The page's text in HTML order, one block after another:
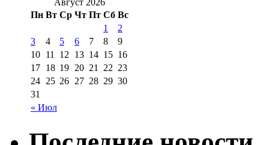
Август 2026
Пн Вт Ср Чт Пт Сб Вс
« Июл
1
2
3
4 5 6 7 8
9
10 11 12 13 14 15 16
17 18 19 20 21 22 23
24 25 26 27 28 29 30
31